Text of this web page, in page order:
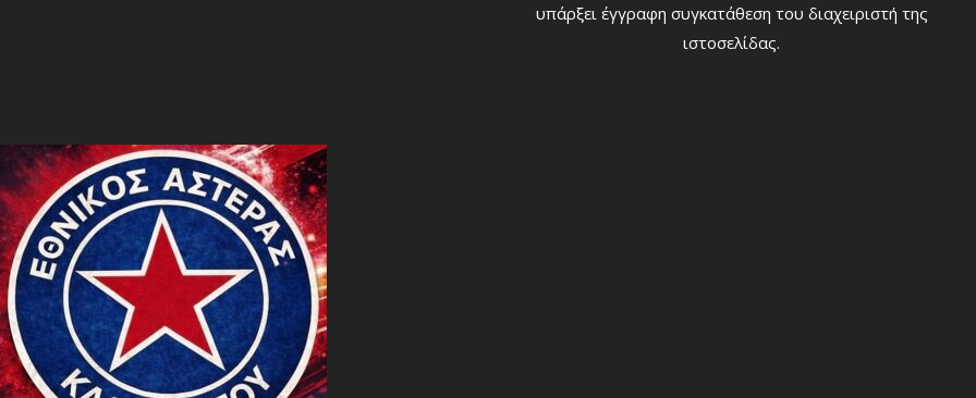
υπάρξει έγγραφη συγκατάθεση του διαχειριστή της
ιστοσελίδας.